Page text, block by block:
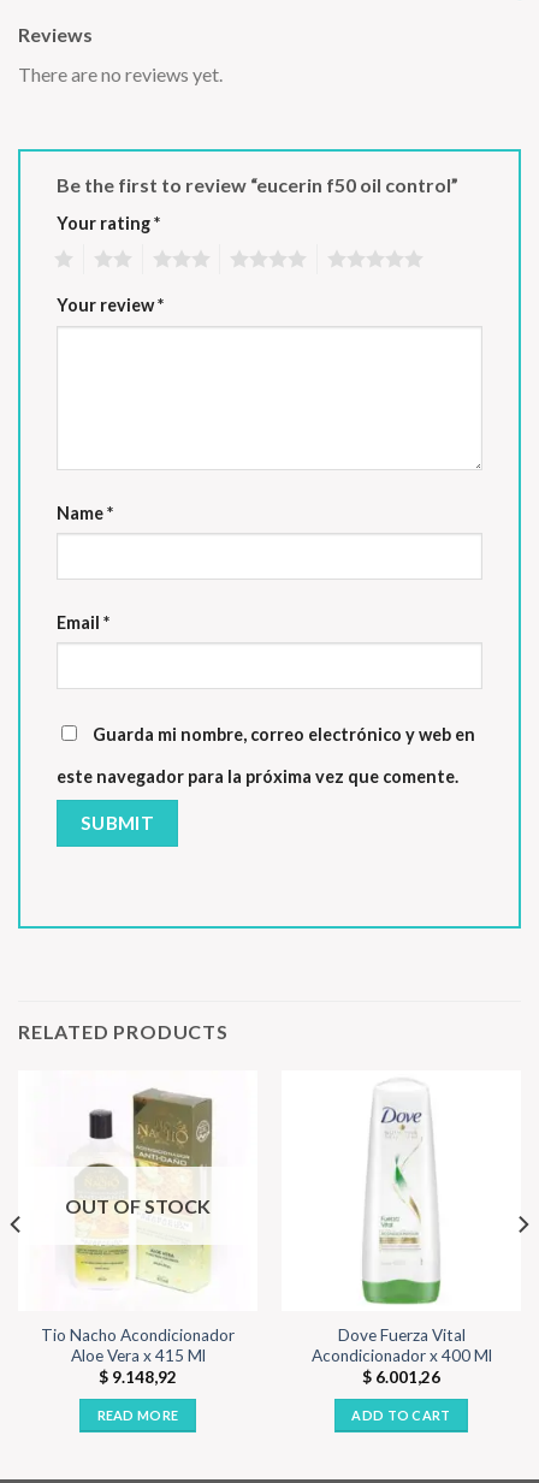
Reviews
There are no reviews yet.
Be the first to review “eucerin f50 oil control”
Your rating*
Your review*
Name*
Email *
Guarda mi nombre, correo electrónico y web en
este navegador para la próxima vez que comente.
RELATED PRODUCTS
OUT OF STOCK
Tio Nacho Acondicionador
Aloe Vera x 415 Ml
$ 9.148,92
READ MORE
Dove Fuerza Vital
Acondicionador x 400 Ml
$ 6.001,26
ADD TO CART